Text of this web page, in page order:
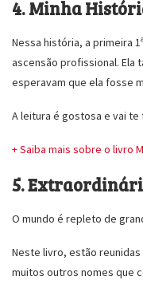
4. Minha
Nessa história, a primeira
ascensão profissional. Ela
esperavam que ela fosse
A leitura é gostosa e vai te
+ Saiba mais sobre o livro
5.
O mundo é repleto de
Neste livro, estão reunidas
muitos outros nomes que